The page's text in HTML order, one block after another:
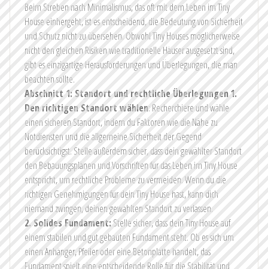
Beim Streben nach Minimalismus, das oft mit dem Leben im Tiny
House einhergeht, ist es entscheidend, die Bedeutung von Sicherheit
und Schutz nicht zu übersehen. Obwohl Tiny Houses möglicherweise
nicht den gleichen Risiken wie traditionelle Häuser ausgesetzt sind,
gibt es einzigartige Herausforderungen und Überlegungen, die man
beachten sollte.
Abschnitt 1: Standort und rechtliche Überlegungen1.
Den richtigen Standort wählen: Recherchiere und wähle
einen sicheren Standort, indem du Faktoren wie die Nähe zu
Notdiensten und die allgemeine Sicherheit der Gegend
berücksichtigst. Stelle außerdem sicher, dass dein gewählter Standort
den Bebauungsplänen und Vorschriften für das Leben im Tiny House
entspricht, um rechtliche Probleme zu vermeiden. Wenn du die
richtigen Genehmigungen für dein Tiny House hast, kann dich
niemand zwingen, deinen gewählten Standort zu verlassen.
2. Solides Fundament: Stelle sicher, dass dein Tiny House auf
einem stabilen und gut gebauten Fundament steht. Ob es sich um
einen Anhänger, Pfeiler oder eine Betonplatte handelt, das
Fundament spielt eine entscheidende Rolle für die Stabilität und